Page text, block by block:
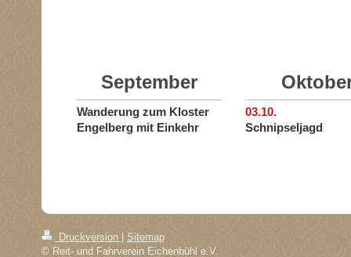
September
Wanderung zum Kloster
Engelberg mit Einkehr
03.10.
Schnipseljagd
Druckversion | Sitemap
© Reit- und Fahrverein Eichenbühl e.V.